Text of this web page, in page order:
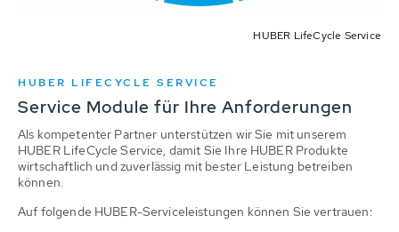
HUBER LifeCycle Service
HUBER LIFECYCLE SERVICE
Service Module für Ihre Anforderungen
Als kompetenter Partner unterstützen wir Sie mit unserem
HUBER LifeCycle Service, damit Sie Ihre HUBER Produkte
wirtschaftlich und zuverlässig mit bester Leistung betreiben
können.
Auf folgende HUBER-Serviceleistungen können Sie vertrauen: